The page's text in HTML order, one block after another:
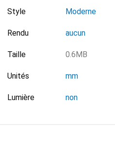
Style Moderne
Rendu aucun
Taille 0.6MB
Unités mm
Lumière non